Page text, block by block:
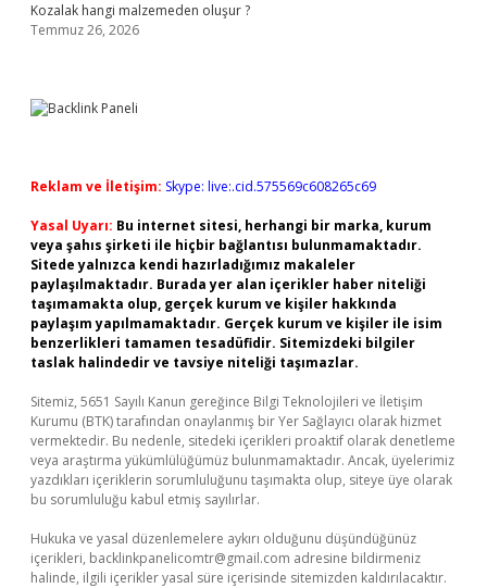
Kozalak hangi malzemeden oluşur ?
Temmuz 26, 2026
Reklam ve İletişim: Skype: live:.cid.575569c608265c69
Yasal Uyarı: Bu internet sitesi, herhangi bir marka, kurum
veya şahıs şirketi ile hiçbir bağlantısı bulunmamaktadır.
Sitede yalnızca kendi hazırladığımız makaleler
paylaşılmaktadır. Burada yer alan içerikler haber niteliği
taşımamakta olup, gerçek kurum ve kişiler hakkında
paylaşım yapılmamaktadır. Gerçek kurum ve kişiler ile isim
benzerlikleri tamamen tesadüfidir. Sitemizdeki bilgiler
taslak halindedir ve tavsiye niteliği taşımazlar.
Sitemiz, 5651 Sayılı Kanun gereğince Bilgi Teknolojileri ve İletişim
Kurumu (BTK) tarafından onaylanmış bir Yer Sağlayıcı olarak hizmet
vermektedir. Bu nedenle, sitedeki içerikleri proaktif olarak denetleme
veya araştırma yükümlülüğümüz bulunmamaktadır. Ancak, üyelerimiz
yazdıkları içeriklerin sorumluluğunu taşımakta olup, siteye üye olarak
bu sorumluluğu kabul etmiş sayılırlar.
Hukuka ve yasal düzenlemelere aykırı olduğunu düşündüğünüz
içerikleri, backlinkpanelicomtr@gmail.com adresine bildirmeniz
halinde, ilgili içerikler yasal süre içerisinde sitemizden kaldırılacaktır.